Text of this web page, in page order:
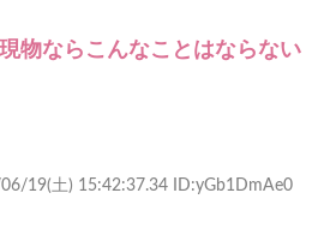
物ならこんなことはならない
19(土) 15:42:37.34 ID:yGb1DmAe0